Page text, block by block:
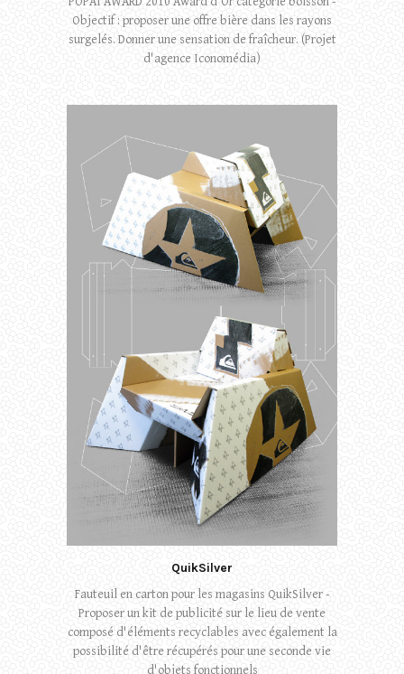
Objectif : proposer une offre bière dans les rayons
surgelés. Donner une sensation de fraîcheur. (Projet
d'agence Iconomédia)
QuikSilver
Fauteuil en carton pour les magasins QuikSilver -
Proposer un kit de publicité sur le lieu de vente
composé d'éléments recyclables avec également la
possibilité d'être récupérés pour une seconde vie
d'objets fonctionnels